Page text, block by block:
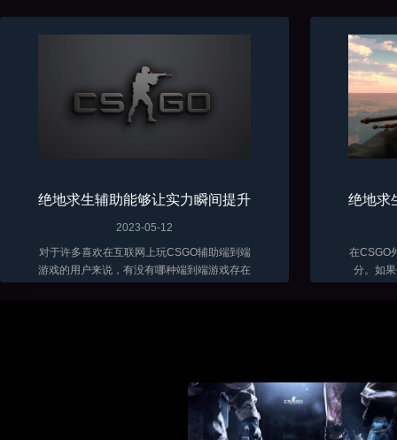
绝地求生辅助能够让实力瞬间提升
2023-05-12
对于许多喜欢在互联网上玩CSGO辅助端到端
游戏的用户来说，有没有哪种端到端游戏存在
绝地求
在CSGO
分。如